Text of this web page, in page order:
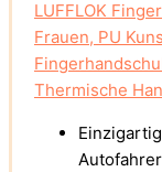
LUFFLOK
Frauen, PU
Thermische